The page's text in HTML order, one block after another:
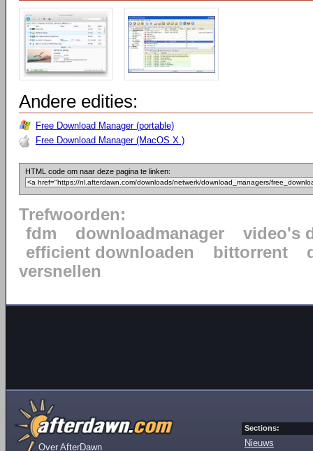
Andere edities:
Free Download Manager (portable)
Free Download Manager (MacOS X )
HTML code om naar deze pagina te linken:
Trefwoorden:
fdm
downloadmanager
video's
efficient downloaden
bittorrent
versnellen
Over AfterDawn
Sections:
Nieuws